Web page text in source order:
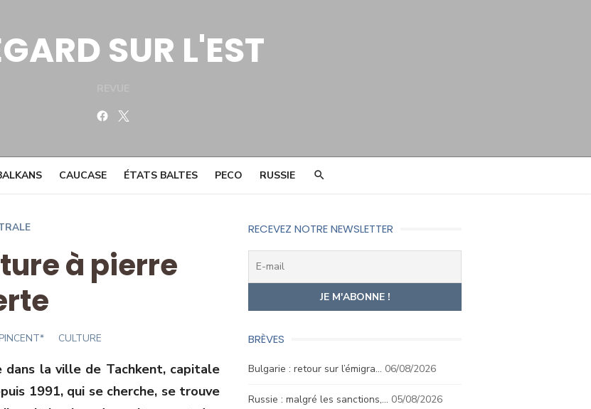
SUR L'EST
Facebook
CAUCASE ÉTATS BALTES PECO RUSSIE
à pierre
CULTURE
la ville de Tachkent, capitale
1991, qui se cherche, se trouve
RECEVEZ NOTRE NEWSLETTER
BRÈVES
Bulgarie : retour sur l’émigra… 06/08/2026
Russie : malgré les sanctions,… 05/08/2026